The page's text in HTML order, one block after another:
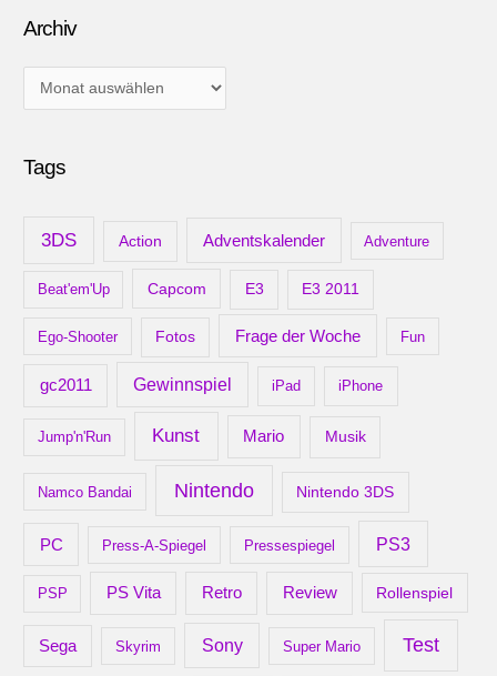
Archiv
r
Tags
3DS Action Adventskalender Adventure
Beat'em'Up Capcom E3 E3 2011
Ego-Shooter Fotos Frage der Woche Fun
gc2011 Gewinnspiel iPad iPhone
Jump'n'Run Kunst Mario Musik
Namco Bandai Nintendo Nintendo 3DS
PC Press-A-Spiegel Pressespiegel PS3
PSP PS Vita Retro Review Rollenspiel
Sega Skyrim Sony Super Mario Test